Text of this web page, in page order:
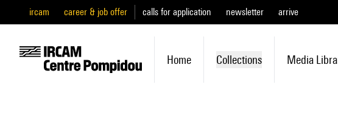
ircam career & job offer calls for application newsletter arrive
Home Collections Media